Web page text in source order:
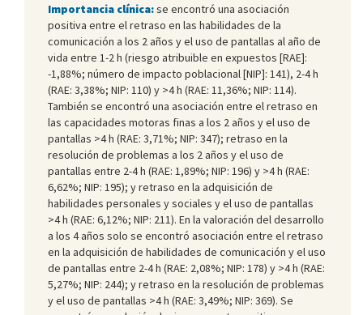
Importancia clínica:se encontró una asociación
positiva entre el retraso en las habilidades de la
comunicación a los 2 años y el uso de pantallas al año de
vida entre 1-2 h (riesgo atribuible en expuestos [RAE]:
-1,88%; número de impacto poblacional [NIP]: 141), 2-4 h
(RAE: 3,38%; NIP: 110) y >4 h (RAE: 11,36%; NIP: 114).
También se encontró una asociación entre el retraso en
las capacidades motoras finas a los 2 años y el uso de
pantallas >4 h (RAE: 3,71%; NIP: 347); retraso en la
resolución de problemas a los 2 años y el uso de
pantallas entre 2-4 h (RAE: 1,89%; NIP: 196) y >4 h (RAE:
6,62%; NIP: 195); y retraso en la adquisición de
habilidades personales y sociales y el uso de pantallas
>4 h (RAE: 6,12%; NIP: 211). En la valoración del desarrollo
a los 4 años solo se encontró asociación entre el retraso
en la adquisición de habilidades de comunicación y el uso
de pantallas entre 2-4 h (RAE: 2,08%; NIP: 178) y >4 h (RAE:
5,27%; NIP: 244); y retraso en la resolución de problemas
y el uso de pantallas >4 h (RAE: 3,49%; NIP: 369). Se